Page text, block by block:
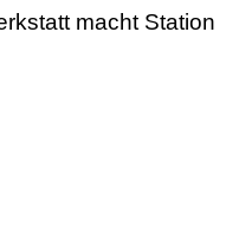
macht Station